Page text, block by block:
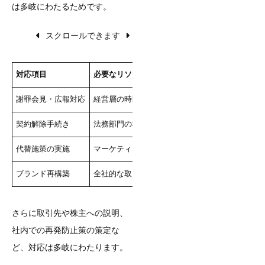
は多岐にわたるためです。
スクロールできます
対応項目 必要なリソース
謝罪会見・広報対応 経営層の時間と労力
契約解除手続き 法務部門の稼働
代替施策の実施 マーケティング部門
ブランド再構築 全社的な取り組み
さらに取引先や株主への説明、
社内での再発防止策の策定な
ど、対応は多岐にわたります。